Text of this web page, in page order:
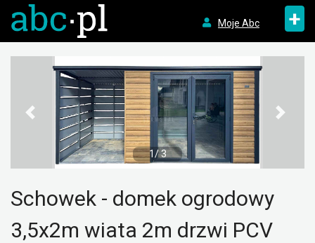
Moje Abc +
1/ 3
Schowek - domek ogrodowy
3,5x2m wiata 2m drzwi PCV